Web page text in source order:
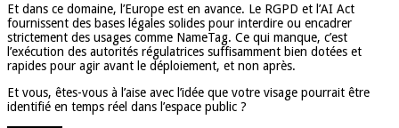
Et dans ce domaine, l’Europe est en avance. Le RGPD et l’AI Act
fournissent des bases légales solides pour interdire ou encadrer
strictement des usages comme NameTag. Ce qui manque, c’est
l’exécution des autorités régulatrices suffisamment bien dotées et
rapides pour agir avant le déploiement, et non après.
Et vous, êtes-vous à l’aise avec l’idée que votre visage pourrait être
identifié en temps réel dans l’espace public ?